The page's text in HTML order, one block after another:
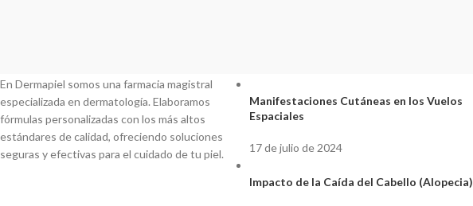
En Dermapiel somos una farmacia magistral
especializada en dermatología. Elaboramos
fórmulas personalizadas con los más altos
estándares de calidad, ofreciendo soluciones
seguras y efectivas para el cuidado de tu piel.
Manifestaciones Cutáneas en los Vuelos
Espaciales
17 de julio de 2024
Impacto de la Caída del Cabello (Alopecia)